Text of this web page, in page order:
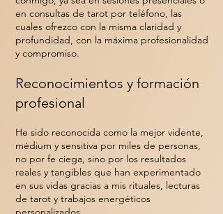
en consultas de tarot por teléfono, las
cuales ofrezco con la misma claridad y
profundidad, con la máxima profesionalidad
y compromiso.
Reconocimientos y formación
profesional
He sido reconocida como la mejor vidente,
médium y sensitiva por miles de personas,
no por fe ciega, sino por los resultados
reales y tangibles que han experimentado
en sus vidas gracias a mis rituales, lecturas
de tarot y trabajos energéticos